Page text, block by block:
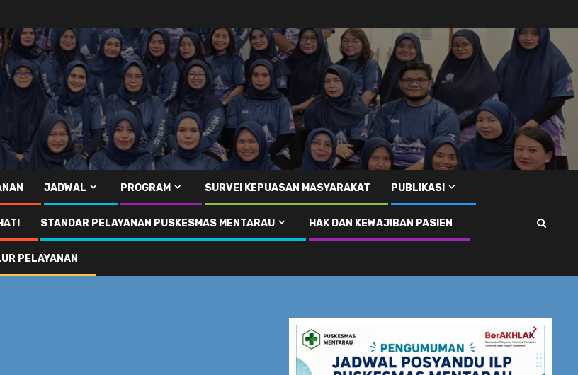
JADWAL PROGRAM SURVEI KEPUASAN MASYARAKAT PUBLIKASI
STANDAR PELAYANAN PUSKESMAS MENTARAU HAK DAN KEWAJIBAN PASIEN
PELAYANAN